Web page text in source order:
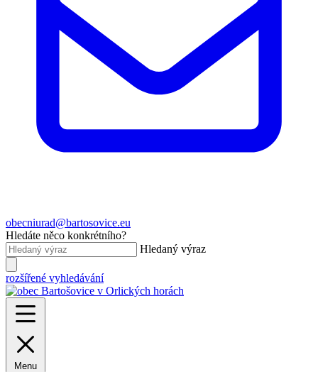
obecniurad@bartosovice.eu
Hledáte něco konkrétního?
Hledaný výraz
rozšířené vyhledávání
Menu